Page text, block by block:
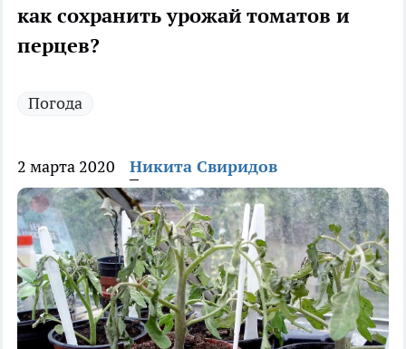
как сохранить урожай томатов и
перцев?
Погода
2 марта 2020 Никита Свиридов